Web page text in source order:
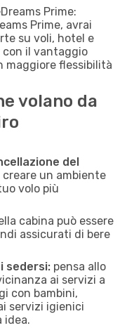
Prime:
Prime, avrai
su voli, hotel e
il vantaggio
maggiore flessibilità
volano da
del
un ambiente
volo più
cabina può essere
assicurati di bere
sedersi: pensa allo
ai servizi a
con bambini,
servizi igienici
idea.